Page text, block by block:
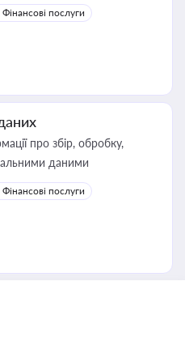
Фінансові послуги
про збір, обробку,
даними
Фінансові послуги